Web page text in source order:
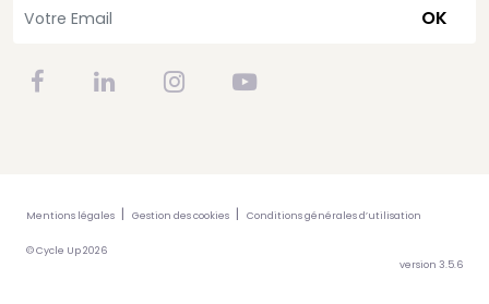
OK
Mentions légales Gestion des cookies Conditions générales d’utilisation
© Cycle Up 2026
version 3.5.6